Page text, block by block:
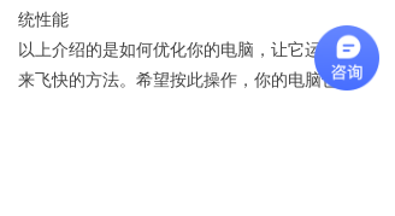
统性能
以上介绍的是如何优化你的电脑，让它运行起
来飞快的方法。希望按此操作，你的电脑也能